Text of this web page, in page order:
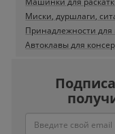
Миски, дуршлаги,
Принадлежности для
Автоклавы для